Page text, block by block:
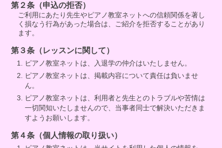
第２条（申込の拒否）
ご利用にあたり先生やピアノ教室ネットへの信頼関係を著し
く損なう行為があった場合は、ご紹介を拒否することがあり
ます。
第３条（レッスンに関して）
ピアノ教室ネットは、入退学の仲介はいたしません。
ピアノ教室ネットは、掲載内容について責任は負いませ
ん。
ピアノ教室ネットは、利用者と先生とのトラブルや苦情は
一切関知いたしませんので、当事者同士で解決いただきま
すようお願いします。
第４条（個人情報の取り扱い）